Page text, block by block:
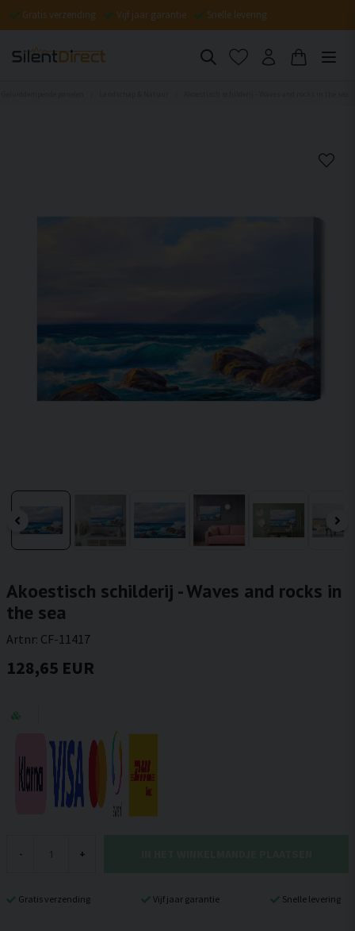
Gratis verzending Vijf jaar garantie Snelle levering
Akoestisch schilderij - Waves and rocks in
the sea
Artnr: CF-11417
128,65 EUR
- +
Gratis verzending Vijf jaar garantie Snelle levering